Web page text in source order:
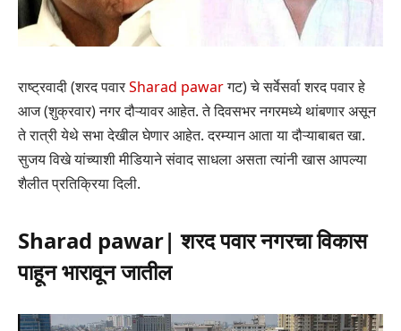
राष्ट्रवादी (शरद पवारSharad pawarगट) चे सर्वेसर्वा शरद पवार हे
आज (शुक्रवार) नगर दौऱ्यावर आहेत. ते दिवसभर नगरमध्ये थांबणार असून
ते रात्री येथे सभा देखील घेणार आहेत. दरम्यान आता या दौऱ्याबाबत खा.
सुजय विखे यांच्याशी मीडियाने संवाद साधला असता त्यांनी खास आपल्या
शैलीत प्रतिक्रिया दिली.
Sharad pawar| शरद पवार नगरचा विकास
पाहून भारावून जातील